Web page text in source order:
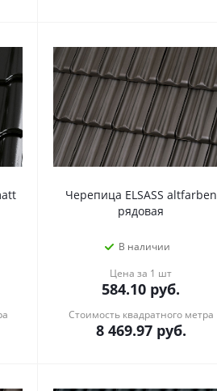
Черепица ELSASS altfarben
рядовая
В наличии
Цена за 1 шт
584.10 руб.
Стоимость квадратного метра
8 469.97руб.